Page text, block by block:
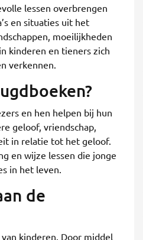
lessen overbrengen
en situaties uit het
moeilijkheden
kinderen en tieners zich
verkennen.
en hen helpen bij hun
geloof, vriendschap,
in relatie tot het geloof.
en wijze lessen die jonge
in het leven.
de
kinderen. Door middel